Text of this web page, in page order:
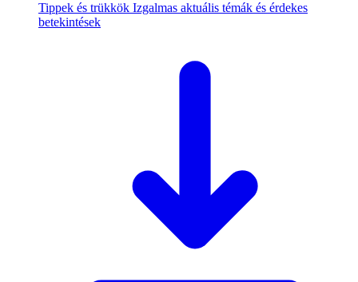
Tippek és trükkök Izgalmas aktuális témák és érdekes
betekintések